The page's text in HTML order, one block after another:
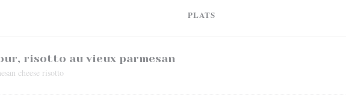
PLATS
risotto au vieux parmesan
cheese risotto